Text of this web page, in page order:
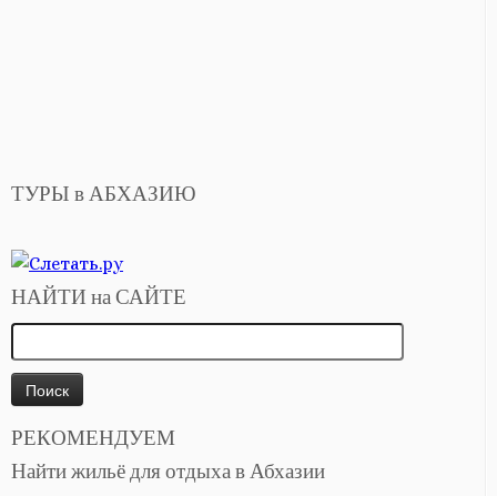
ТУРЫ в АБХАЗИЮ
НАЙТИ на САЙТЕ
РЕКОМЕНДУЕМ
Найти жильё для отдыха в Абхазии